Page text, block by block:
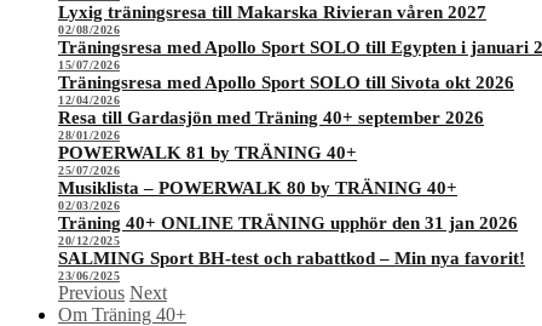
Lyxig träningsresa till Makarska Rivieran våren 2027
02/08/2026
Träningsresa med Apollo Sport SOLO till Egypten i januari
15/07/2026
Träningsresa med Apollo Sport SOLO till Sivota okt 2026
12/04/2026
Resa till Gardasjön med Träning 40+ september 2026
28/01/2026
POWERWALK 81 by TRÄNING 40+
25/07/2026
Musiklista – POWERWALK 80 by TRÄNING 40+
02/03/2026
Träning 40+ ONLINE TRÄNING upphör den 31 jan 2026
20/12/2025
SALMING Sport BH-test och rabattkod – Min nya favorit!
23/06/2025
Previous Next
Om Träning 40+